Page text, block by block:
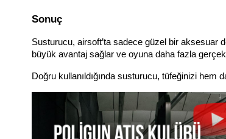
Sonuç
Susturucu, airsoft’ta sadece güzel bir aksesuar
büyük avantaj sağlar ve oyuna daha fazla
Doğru kullanıldığında susturucu, tüfeğinizi hem